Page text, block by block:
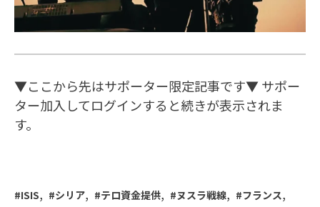
▼ここから先はサポーター限定記事です▼ サポー
ター加入してログインすると続きが表示されま
す。
ISIS シリア テロ資金提供 ヌスラ戦線
フランス